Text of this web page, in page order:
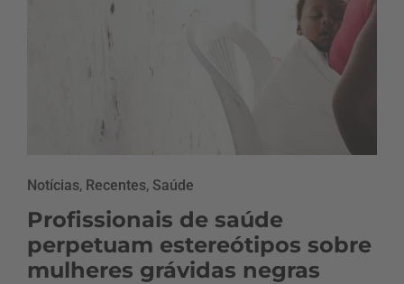
Notícias, Recentes, Saúde
Profissionais de saúde
perpetuam estereótipos sobre
mulheres grávidas negras